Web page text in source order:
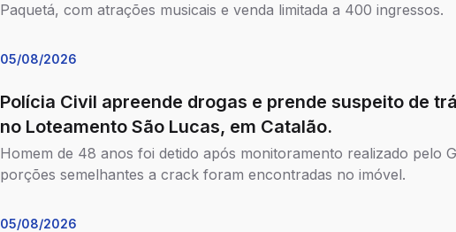
Paquetá, com atrações musicais e venda limitada a 400 ingressos.
05/08/2026
Polícia Civil apreende drogas e prende suspeito de
no Loteamento São Lucas, em Catalão.
Homem de 48 anos foi detido após monitoramento realizado pelo
porções semelhantes a crack foram encontradas no imóvel.
05/08/2026